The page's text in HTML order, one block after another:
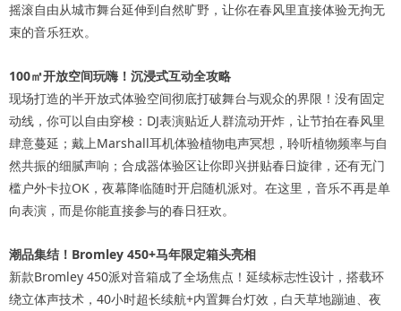
摇滚自由从城市舞台延伸到自然旷野，让你在春风里直接体验无拘无
束的音乐狂欢。
100㎡开放空间玩嗨！沉浸式互动全攻略
现场打造的半开放式体验空间彻底打破舞台与观众的界限！没有固定
动线，你可以自由穿梭：DJ表演贴近人群流动开炸，让节拍在春风里
肆意蔓延；戴上Marshall耳机体验植物电声冥想，聆听植物频率与自
然共振的细腻声响；合成器体验区让你即兴拼贴春日旋律，还有无门
槛户外卡拉OK，夜幕降临随时开启随机派对。在这里，音乐不再是单
向表演，而是你能直接参与的春日狂欢。
潮品集结！Bromley 450+马年限定箱头亮相
新款Bromley 450派对音箱成了全场焦点！延续标志性设计，搭载环
绕立体声技术，40小时超长续航+内置舞台灯效，白天草地蹦迪、夜